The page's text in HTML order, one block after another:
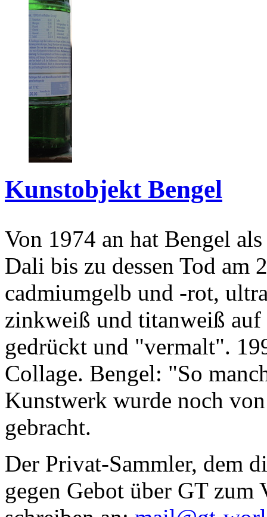
Kunstobjekt Bengel
Von 1974 an hat Bengel
Dali bis zu dessen Tod am
cadmiumgelb und -rot,
zinkweiß und titanweiß
gedrückt und "vermalt".
Collage. Bengel: "So
Kunstwerk wurde noch
gebracht.
Der Privat-Sammler, dem
gegen Gebot über GT zum